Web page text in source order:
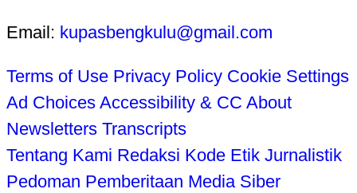
Email: kupasbengkulu@gmail.com
Terms of Use Privacy Policy Cookie Settings
Ad Choices Accessibility & CC About
Newsletters Transcripts
Tentang Kami Redaksi Kode Etik Jurnalistik
Pedoman Pemberitaan Media Siber